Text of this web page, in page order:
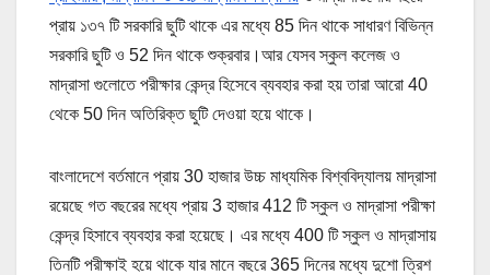
প্রায় ১৩৭ টি সরকারি ছুটি থাকে এর মধ্যে 85 দিন থাকে সাধারণ বিভিন্ন
সরকারি ছুটি ও 52 দিন থাকে শুক্রবার।আর যেসব স্কুল কলেজ ও
মাদ্রাসা গুলোতে পরীক্ষার কেন্দ্র হিসেবে ব্যবহার করা হয় তারা আরো 40
থেকে 50 দিন অতিরিক্ত ছুটি দেওয়া হয়ে থাকে।
বাংলাদেশে বর্তমানে প্রায় 30 হাজার উচ্চ মাধ্যমিক বিশ্ববিদ্যালয় মাদ্রাসা
রয়েছে গত বছরের মধ্যে প্রায় 3 হাজার 412 টি স্কুল ও মাদ্রাসা পরীক্ষা
কেন্দ্র হিসাবে ব্যবহার করা হয়েছে। এর মধ্যে 400 টি স্কুল ও মাদ্রাসায়
তিনটি পরীক্ষাই হয়ে থাকে যার মানে বছরে 365 দিনের মধ্যে দুশো ত্রিশ